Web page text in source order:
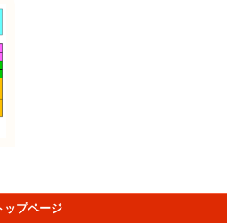
ップページ